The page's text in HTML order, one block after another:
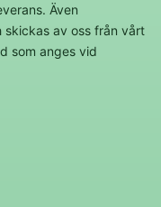
Även
skickas av oss från vårt
som anges vid